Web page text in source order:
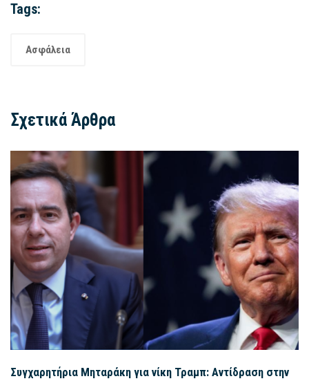
Tags:
Ασφάλεια
Σχετικά Άρθρα
Συγχαρητήρια Μηταράκη για νίκη Τραμπ: Αντίδραση στην